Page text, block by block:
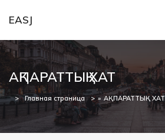
EASJ
АҚПАРАТТЫҚ ХАТ
Главная страница » АҚПАРАТТЫҚ ХАТ